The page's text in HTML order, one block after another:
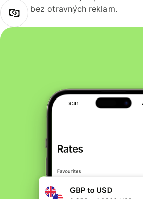
bez otravných reklam.